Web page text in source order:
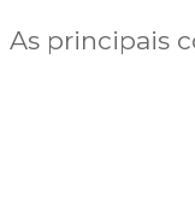
As principais